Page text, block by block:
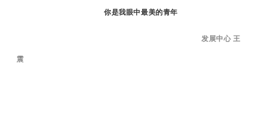
你是我眼中最美的青年
发展中心 王
震